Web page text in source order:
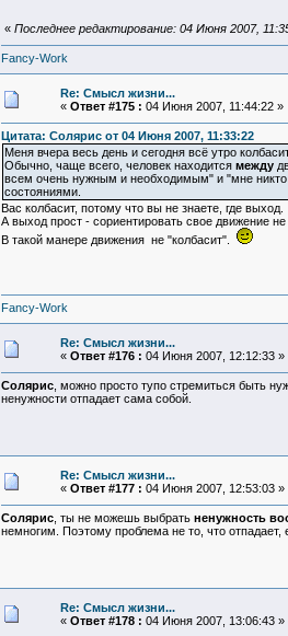
« Последнее редактирование: 04 Июня 2007,
Fancy-Work
Re: Смысл жизни...
« Ответ #175 : 04 Июня 2007, 11:44:22 »
Цитата: Солярис от 04 Июня 2007, 11:33:22
Меня вчера весь день и сегодня всё утро
Обычно, чаще всего, человек находится между
всем очень нужным и необходимым" и "мне
состояниями.
Вас колбасит, потому что вы не знаете, где выход.
А выход прост - сориентировать свое движение
В такой манере движения не "колбасит".
Fancy-Work
Re: Смысл жизни...
« Ответ #176 : 04 Июня 2007, 12:12:33 »
Солярис, можно просто тупо стремиться быть
ненужности отпадает сама собой.
Re: Смысл жизни...
« Ответ #177 : 04 Июня 2007, 12:53:03 »
Солярис, ты не можешь выбрать ненужность
немногим. Поэтому проблема не то, что
Re: Смысл жизни...
« Ответ #178 : 04 Июня 2007, 13:06:43 »